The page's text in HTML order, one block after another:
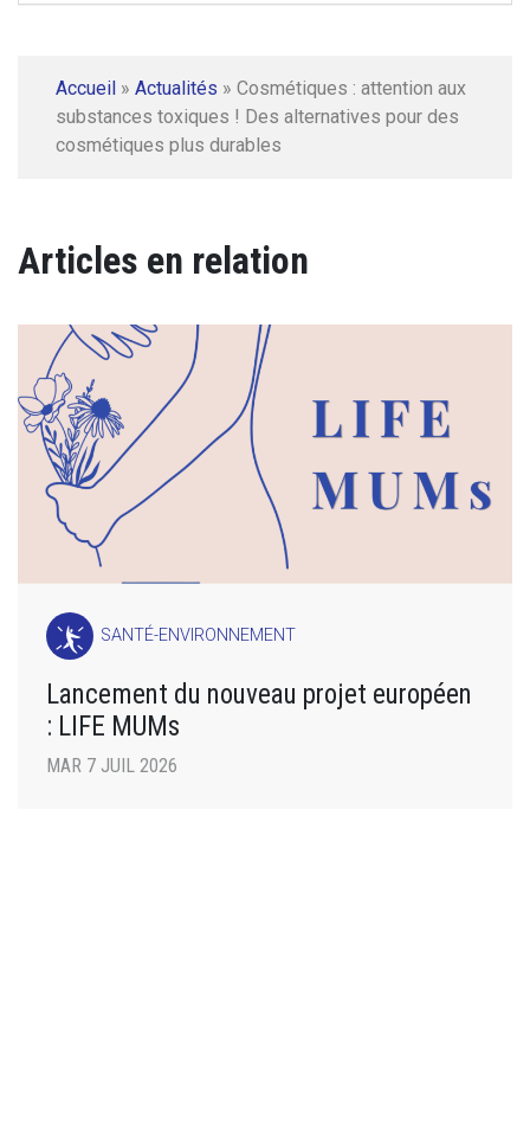
Accueil » Actualités » Cosmétiques : attention aux
substances toxiques ! Des alternatives pour des
cosmétiques plus durables
Articles en relation
SANTÉ-ENVIRONNEMENT
Lancement du nouveau projet européen
: LIFE MUMs
MAR 7 JUIL 2026